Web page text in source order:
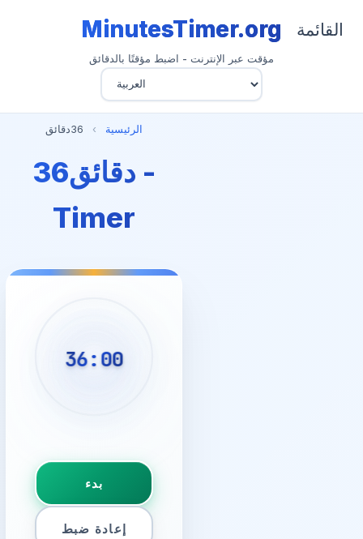
MinutesTimer.org
مؤقت عبر الإنترنت - اضبط مؤقتًا بالدقائق
القائمة
الرئيسية › 36دقائق
36دقائق -
Timer
36:00
بدء
إعادة ضبط